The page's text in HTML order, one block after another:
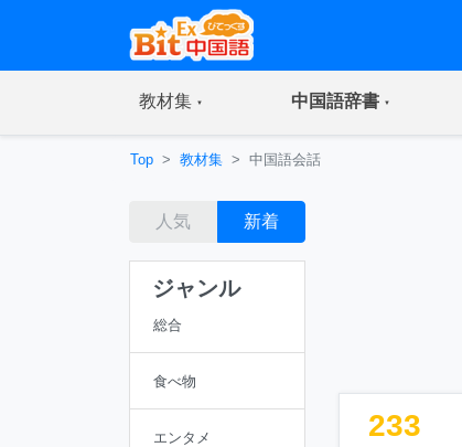
教材集(current) 中国語辞書(current)
Top 教材集 中国語会話
人気 新着
ジャンル
総合
食べ物
エンタメ 233